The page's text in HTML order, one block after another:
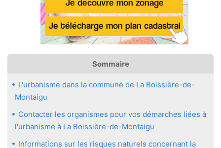
Sommaire
L'urbanisme dans la commune de La Boissière-de-
Montaigu
Contacter les organismes pour vos démarches liées à
l'urbanisme à La Boissière-de-Montaigu
Informations sur les risques naturels concernant la